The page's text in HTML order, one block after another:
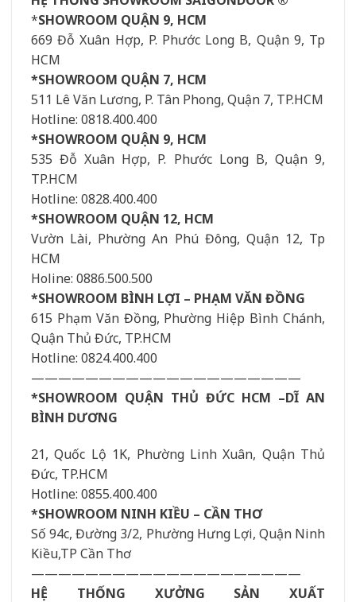
*SHOWROOM QUẬN 9, HCM
669 Đỗ Xuân Hợp, P. Phước Long B, Quận 9, Tp
HCM
*SHOWROOM QUẬN 7, HCM
511 Lê Văn Lương, P. Tân Phong, Quận 7, TP.HCM
Hotline: 0818.400.400
*SHOWROOM QUẬN 9, HCM
535 Đỗ Xuân Hợp, P. Phước Long B, Quận 9,
TP.HCM
Hotline: 0828.400.400
*SHOWROOM QUẬN 12, HCM
Vườn Lài, Phường An Phú Đông, Quận 12, Tp
HCM
Holine: 0886.500.500
*SHOWROOM BÌNH LỢI – PHẠM VĂN ĐỒNG
615 Phạm Văn Đồng, Phường Hiệp Bình Chánh,
Quận Thủ Đức, TP.HCM
Hotline: 0824.400.400
————————————————————
*SHOWROOM QUẬN THỦ ĐỨC HCM –DĨ AN
BÌNH DƯƠNG
21, Quốc Lộ 1K, Phường Linh Xuân, Quận Thủ
Đức, TP.HCM
Hotline: 0855.400.400
*SHOWROOM NINH KIỀU – CẦN THƠ
Số 94c, Đường 3/2, Phường Hưng Lợi, Quận Ninh
Kiều,TP Cần Thơ
————————————————————
HỆ THỐNG XƯỞNG SẢN XUẤT